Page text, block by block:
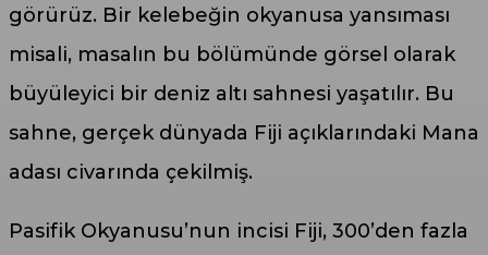
görürüz. Bir kelebeğin okyanusa yansıması
misali, masalın bu bölümünde görsel olarak
büyüleyici bir deniz altı sahnesi yaşatılır. Bu
sahne, gerçek dünyada Fiji açıklarındaki Mana
adası civarında çekilmiş.
Pasifik Okyanusu’nun incisi Fiji, 300’den fazla